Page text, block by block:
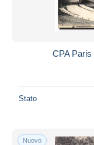
CPA
Stato
Nuovo